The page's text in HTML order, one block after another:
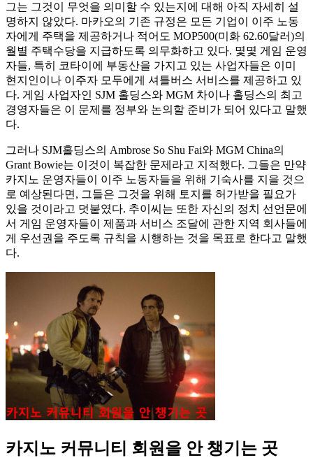
그는 그것이 무엇을 의미할 수 있는지에 대해 아직 자세히 설
명하지 않았다. 마카오의 기존 규정은 모든 기업이 이주 노동
자에게 주택을 제공하거나 적어도 MOP500(미화 62.60달러)의
월별 주택수당을 지급하도록 의무화하고 있다. 몇몇 게임 운영
자들, 특히 코타이에 부동산을 가지고 있는 사업자들은 이미
현지인이나 이주자 모두에게 셔틀버스 서비스를 제공하고 있
다. 게임 사업자인 SJM 홀딩스와 MGM 차이나 홀딩스의 최고
경영자들은 이 문제를 정부와 논의할 준비가 되어 있다고 말했
다.
그러나 SJM홀딩스의 Ambrose So Shu Fai와 MGM China의
Grant Bowie는 이것이 복잡한 문제라고 지적했다. 그들은 만약
카지노 운영자들이 이주 노동자들을 위해 기숙사를 지을 것으
로 예상된다면, 그들은 그것을 위해 토지를 허가받을 필요가
있을 것이라고 덧붙였다. 추이씨는 또한 자신의 정치 선언문에
서 게임 운영자들이 제품과 서비스 조달에 관한 지역 회사들에
게 우선권을 주도록 규칙을 시행하는 것을 목표로 한다고 말했
다.
카지노 커뮤니티 회원을 안 챙기는 곳